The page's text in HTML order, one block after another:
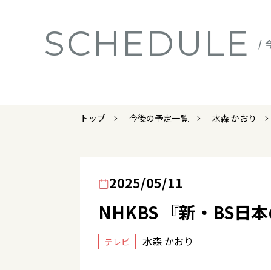
SCHEDULE /
トップ 今後の予定一覧 水森 かおり
2025/05/11
NHKBS 『新・BS日
テレビ 水森 かおり